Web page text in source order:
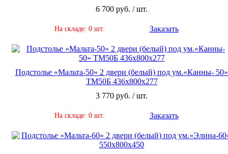
6 700 руб. / шт.
На складе: 0 шт. Заказать
Подстолье «Мальта-50» 2 двери (белый) под ум.«Канны- 50»
ТМ50Б 436х800х277
3 770 руб. / шт.
На складе: 0 шт. Заказать